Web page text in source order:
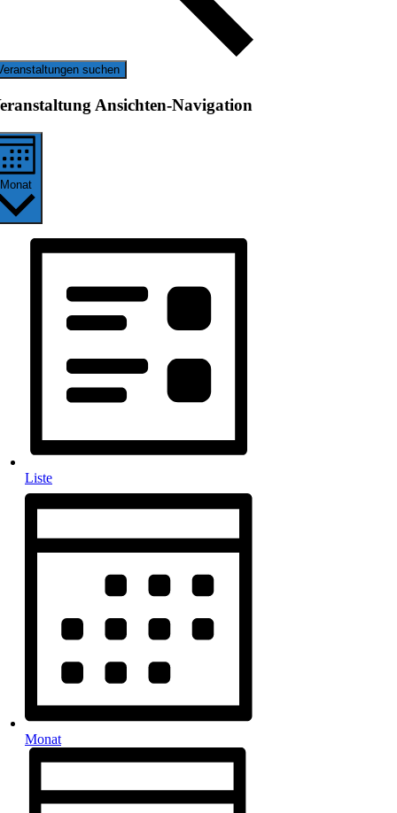
suchen
Ansichten-Navigation
Monat
Liste
Monat